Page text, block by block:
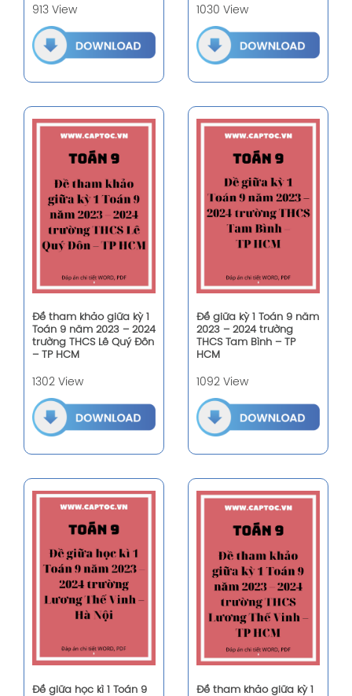
913 View 1030 View
Đề tham khảo giữa kỳ 1
Toán 9 năm 2023 – 2024
trường THCS Lê Quý Đôn
– TP HCM
1302 View
Đề giữa kỳ 1 Toán 9 năm
2023 – 2024 trường
THCS Tam Bình – TP
HCM
1092 View
Đề giữa học kì 1 Toán 9
Đề tham khảo giữa kỳ 1